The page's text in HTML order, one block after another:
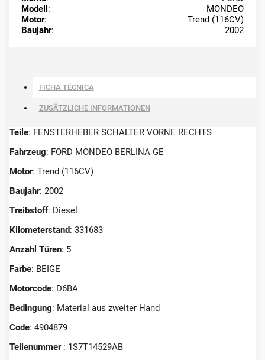
Modell :
MONDEO
Motor:
Trend (116CV)
Baujahr: 2002
FICHA TÉCNICA
ZUSÄTZLICHE INFORMATIONEN
Teile: FENSTERHEBER SCHALTER VORNE RECHTS
Fahrzeug: FORD MONDEO BERLINA GE
Motor: Trend (116CV)
Baujahr: 2002
Treibstoff: Diesel
Kilometerstand: 331683
Anzahl Türen: 5
Farbe: BEIGE
Motorcode: D6BA
Bedingung: Material aus zweiter Hand
Code: 4904879
Teilenummer : 1S7T14529AB